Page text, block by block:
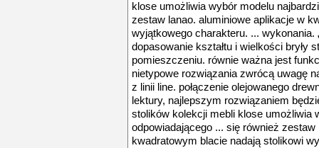
klose umożliwia wybór modelu
zestaw lanao. aluminiowe aplikacje w
wyjątkowego charakteru. ... wykonania.
dopasowanie kształtu i wielkości bryły
pomieszczeniu. równie ważna jest
nietypowe rozwiązania zwrócą uwagę
z linii line. połączenie olejowanego
lektury, najlepszym rozwiązaniem
stolików kolekcji mebli klose umożliwia
odpowiadającego ... się również
kwadratowym blacie nadają stolikowi